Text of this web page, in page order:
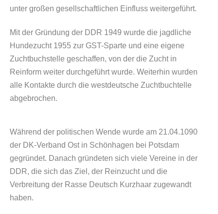
unter großen gesellschaftlichen Einfluss weitergeführt.
Mit der Gründung der DDR 1949 wurde die jagdliche
Hundezucht 1955 zur GST-Sparte und eine eigene
Zuchtbuchstelle geschaffen, von der die Zucht in
Reinform weiter durchgeführt wurde. Weiterhin wurden
alle Kontakte durch die westdeutsche Zuchtbuchtelle
abgebrochen.
Während der politischen Wende wurde am 21.04.1090
der DK-Verband Ost in Schönhagen bei Potsdam
gegründet. Danach gründeten sich viele Vereine in der
DDR, die sich das Ziel, der Reinzucht und die
Verbreitung der Rasse Deutsch Kurzhaar zugewandt
haben.